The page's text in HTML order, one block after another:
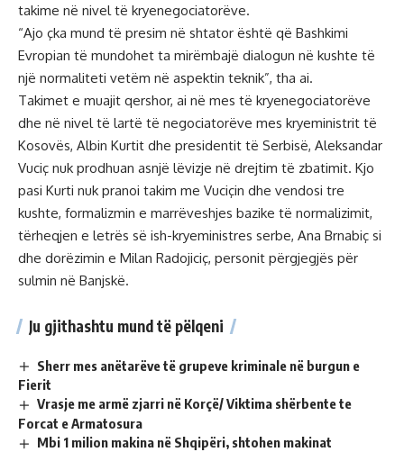
takime në nivel të kryenegociatorëve.
“Ajo çka mund të presim në shtator është që Bashkimi
Evropian të mundohet ta mirëmbajë dialogun në kushte të
një normaliteti vetëm në aspektin teknik”, tha ai.
Takimet e muajit qershor, ai në mes të kryenegociatorëve
dhe në nivel të lartë të negociatorëve mes kryeministrit të
Kosovës, Albin Kurtit dhe presidentit të Serbisë, Aleksandar
Vuciç nuk prodhuan asnjë lëvizje në drejtim të zbatimit. Kjo
pasi Kurti nuk pranoi takim me Vuciçin dhe vendosi tre
kushte, formalizmin e marrëveshjes bazike të normalizimit,
tërheqjen e letrës së ish-kryeministres serbe, Ana Brnabiç si
dhe dorëzimin e Milan Radojiciç, personit përgjegjës për
sulmin në Banjskë.
Ju gjithashtu mund të pëlqeni
Sherr mes anëtarëve të grupeve kriminale në burgun e
Fierit
Vrasje me armë zjarri në Korçë/ Viktima shërbente te
Forcat e Armatosura
Mbi 1 milion makina në Shqipëri, shtohen makinat